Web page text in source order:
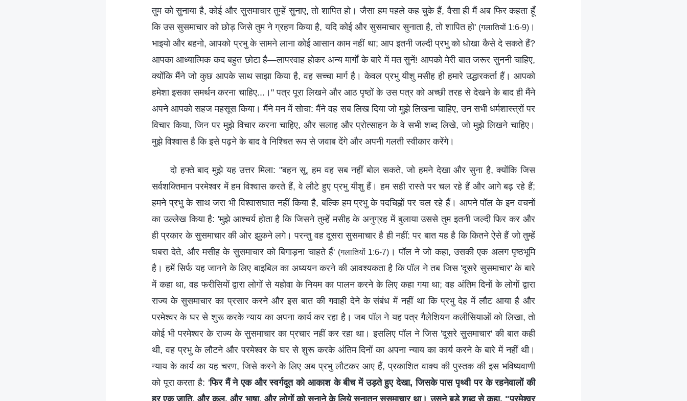
तुम को सुनाया है, कोई और सुसमाचार तुम्हें सुनाए, तो शापित हो। जैसा हम पहले कह चुके हैं, वैसा ही मैं अब फिर कहता हूँ
कि उस सुसमाचार को छोड़ जिसे तुम ने ग्रहण किया है, यदि कोई और सुसमाचार सुनाता है, तो शापित हो' (गलातियों 1:6-9) ।
भाइयो और बहनो, आपको प्रभु के सामने लाना कोई आसान काम नहीं था; आप इतनी जल्दी प्रभु को धोखा कैसे दे सकते हैं?
आपका आध्यात्मिक कद बहुत छोटा है—लापरवाह होकर अन्य मार्गों के बारे में मत सुनें! आपको मेरी बात जरूर सुननी चाहिए,
क्योंकि मैंने जो कुछ आपके साथ साझा किया है, वह सच्चा मार्ग है। केवल प्रभु यीशु मसीह ही हमारे उद्धारकर्ता हैं। आपको
हमेशा इसका समर्थन करना चाहिए...।" पत्र पूरा लिखने और आठ पृष्ठों के उस पत्र को अच्छी तरह से देखने के बाद ही मैंने
अपने आपको सहज महसूस किया। मैंने मन में सोचा: मैंने वह सब लिख दिया जो मुझे लिखना चाहिए, उन सभी धर्मशास्त्रों पर
विचार किया, जिन पर मुझे विचार करना चाहिए, और सलाह और प्रोत्साहन के वे सभी शब्द लिखे, जो मुझे लिखने चाहिए।
मुझे विश्वास है कि इसे पढ़ने के बाद वे निश्चित रूप से जवाब देंगे और अपनी गलती स्वीकार करेंगे।
दो हफ्ते बाद मुझे यह उत्तर मिला: "बहन सू, हम वह सब नहीं बोल सकते, जो हमने देखा और सुना है, क्योंकि जिस
सर्वशक्तिमान परमेश्वर में हम विश्वास करते हैं, वे लौटे हुए प्रभु यीशु हैं। हम सही रास्ते पर चल रहे हैं और आगे बढ़ रहे हैं;
हमने प्रभु के साथ जरा भी विश्वासघात नहीं किया है, बल्कि हम प्रभु के पदचिह्नों पर चल रहे हैं। आपने पॉल के इन वचनों
का उल्लेख किया है: 'मुझे आश्‍चर्य होता है कि जिसने तुम्हें मसीह के अनुग्रह में बुलाया उससे तुम इतनी जल्दी फिर कर और
ही प्रकार के सुसमाचार की ओर झुकने लगे। परन्तु वह दूसरा सुसमाचार है ही नहीं: पर बात यह है कि कितने ऐसे हैं जो तुम्हें
घबरा देते, और मसीह के सुसमाचार को बिगाड़ना चाहते हैं' (गलातियों 1:6-7) । पॉल ने जो कहा, उसकी एक अलग पृष्ठभूमि
है। हमें सिर्फ यह जानने के लिए बाइबिल का अध्ययन करने की आवश्यकता है कि पॉल ने तब जिस 'दूसरे सुसमाचार' के बारे
में कहा था, वह फरीसियों द्वारा लोगों से यहोवा के नियम का पालन करने के लिए कहा गया था; वह अंतिम दिनों के लोगों द्वारा
राज्य के सुसमाचार का प्रसार करने और इस बात की गवाही देने के संबंध में नहीं था कि प्रभु देह में लौट आया है और
परमेश्वर के घर से शुरू करके न्याय का अपना कार्य कर रहा है। जब पॉल ने यह पत्र गैलेशियन कलीसियाओं को लिखा, तो
कोई भी परमेश्वर के राज्य के सुसमाचार का प्रचार नहीं कर रहा था। इसलिए पॉल ने जिस 'दूसरे सुसमाचार' की बात कही
थी, वह प्रभु के लौटने और परमेश्वर के घर से शुरू करके अंतिम दिनों का अपना न्याय का कार्य करने के बारे में नहीं थी।
न्याय के कार्य का यह चरण, जिसे करने के लिए अब प्रभु लौटकर आए हैं, प्रकाशित वाक्य की पुस्तक की इस भविष्यवाणी
को पूरा करता है: 'फिर मैं ने एक और स्वर्गदूत को आकाश के बीच में उड़ते हुए देखा, जिसके पास पृथ्वी पर के रहनेवालों की
हर एक जाति, और कुल, और भाषा, और लोगों को सुनाने के लिये सनातन सुसमाचार था। उसने बड़े शब्द से कहा, "परमेश्‍वर